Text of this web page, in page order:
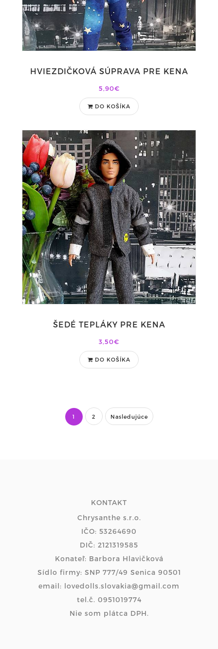
HVIEZDIČKOVÁ SÚPRAVA PRE KENA
5,90€
DO KOŠÍKA
ŠEDÉ TEPLÁKY PRE KENA
3,50€
DO KOŠÍKA
1 2 Nasledujúce
KONTAKT
Chrysanthe s.r.o.
IČO: 53264690
DIČ: 2121319585
Konateľ: Barbora Hlavičková
Sídlo firmy: SNP 777/49 Senica 90501
email: lovedolls.slovakia@gmail.com
tel.č. 0951019774
Nie som plátca DPH.